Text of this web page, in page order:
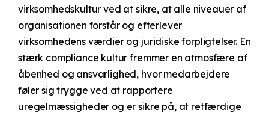
virksomhedskultur ved at sikre, at alle niveauer af
organisationen forstår og efterlever
virksomhedens værdier og juridiske forpligtelser. En
stærk compliance kultur fremmer en atmosfære af
åbenhed og ansvarlighed, hvor medarbejdere
føler sig trygge ved at rapportere
uregelmæssigheder og er sikre på, at retfærdige